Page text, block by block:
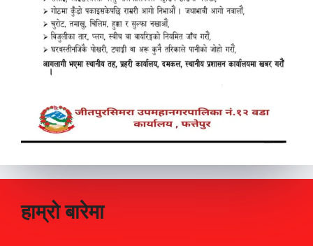
हाम्रो बारेमा